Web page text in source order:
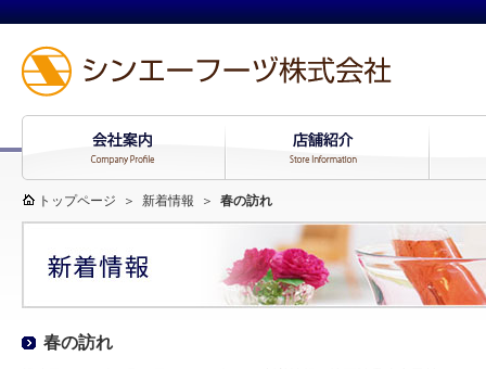
トップページ ＞ 新着情報 ＞ 春の訪れ
春の訪れ